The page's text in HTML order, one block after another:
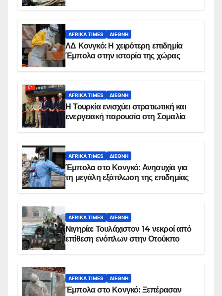
AFRIKA TIMES ΔΙΕΘΝΉ
ΛΔ Κονγκό: Η χειρότερη επιδημία
Έμπολα στην ιστορία της χώρας
AFRIKA TIMES ΔΙΕΘΝΉ
Η Τουρκία ενισχύει στρατιωτική και
ενεργειακή παρουσία στη Σομαλία
AFRIKA TIMES ΔΙΕΘΝΉ
Έμπολα στο Κονγκό: Ανησυχία για
τη μεγάλη εξάπλωση της επιδημίας
AFRIKA TIMES ΔΙΕΘΝΉ
Νιγηρία: Τουλάχιστον 14 νεκροί από
επίθεση ενόπλων στην Οτούκπο
AFRIKA TIMES ΔΙΕΘΝΉ
Έμπολα στο Κονγκό: Ξεπέρασαν